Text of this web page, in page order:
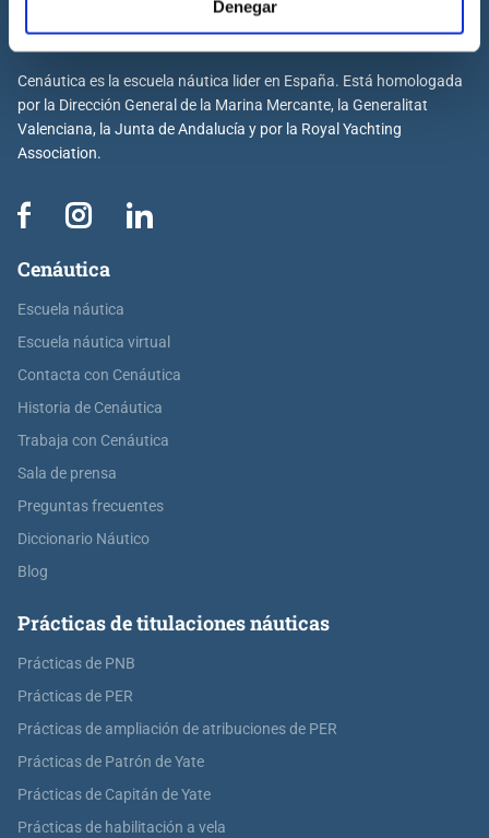
Denegar
Cenáutica es la escuela náutica lider en España. Está homologada
por la Dirección General de la Marina Mercante, la Generalitat
Valenciana, la Junta de Andalucía y por la Royal Yachting
Association.
Cenáutica
Escuela náutica
Escuela náutica virtual
Contacta con Cenáutica
Historia de Cenáutica
Trabaja con Cenáutica
Sala de prensa
Preguntas frecuentes
Diccionario Náutico
Blog
Prácticas de titulaciones náuticas
Prácticas de PNB
Prácticas de PER
Prácticas de ampliación de atribuciones de PER
Prácticas de Patrón de Yate
Prácticas de Capitán de Yate
Prácticas de habilitación a vela